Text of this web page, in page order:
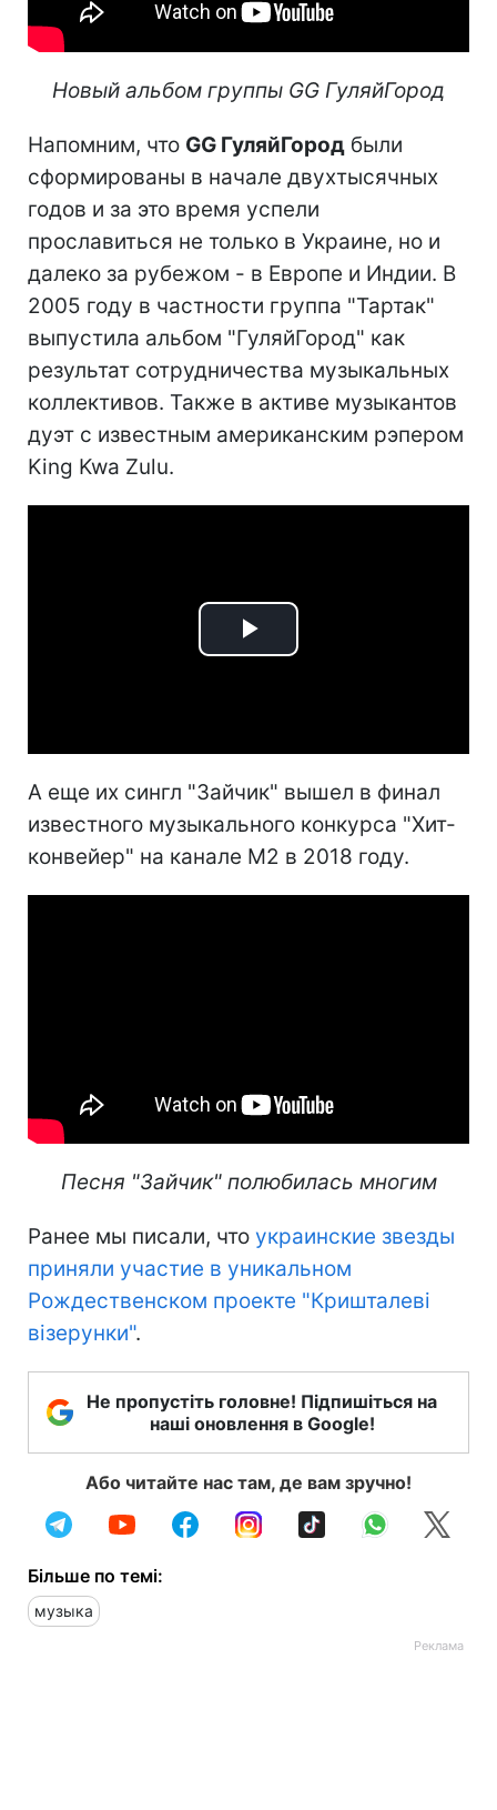
Новый альбом группы GG ГуляйГород
Напомним, что GG ГуляйГород были
сформированы в начале двухтысячных
годов и за это время успели
прославиться не только в Украине, но и
далеко за рубежом - в Европе и Индии. В
2005 году в частности группа "Тартак"
выпустила альбом "ГуляйГород" как
результат сотрудничества музыкальных
коллективов. Также в активе музыкантов
дуэт с известным американским рэпером
King Kwa Zulu.
Play
А еще их сингл "Зайчик" вышел в финал
известного музыкального конкурса "Хит-
конвейер" на канале М2 в 2018 году.
Песня "Зайчик" полюбилась многим
Ранее мы писали, что украинские звезды
приняли участие в уникальном
Рождественском проекте "Кришталеві
візерунки".
Не пропустіть головне! Підпишіться на
наші оновлення в Google!
Або читайте нас там, де вам зручно!
Більше по темі:
музыка